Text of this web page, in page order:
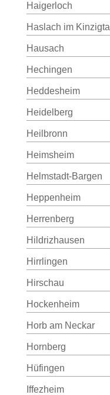
Haigerloch
Haslach im Kinzigtal
Hausach
Hechingen
Heddesheim
Heidelberg
Heilbronn
Heimsheim
Helmstadt-Bargen
Heppenheim
Herrenberg
Hildrizhausen
Hirrlingen
Hirschau
Hockenheim
Horb am Neckar
Hornberg
Hüfingen
Iffezheim